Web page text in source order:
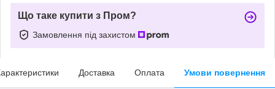
Що таке купити з Пром?
Замовлення під захистом
Доставка Оплата Умови повернення